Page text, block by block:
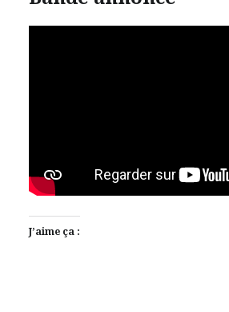
J’aime ça :